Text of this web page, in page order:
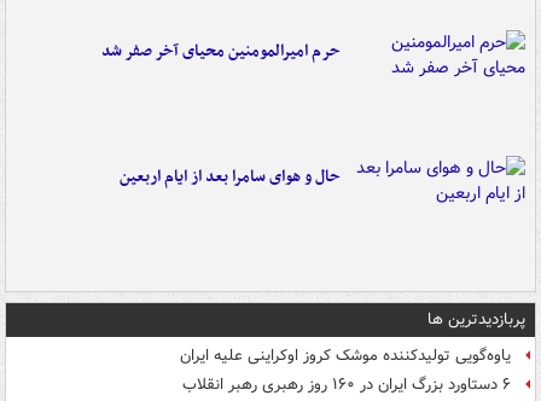
حرم امیرالمومنین محیای آخر صفر شد
حال و هوای سامرا بعد از ایام اربعین
پربازدیدترین ها
یاوه‌گویی تولیدکننده موشک کروز اوکراینی علیه ایران
۶ دستاورد بزرگ ایران در ۱۶۰ روز رهبری رهبر انقلاب